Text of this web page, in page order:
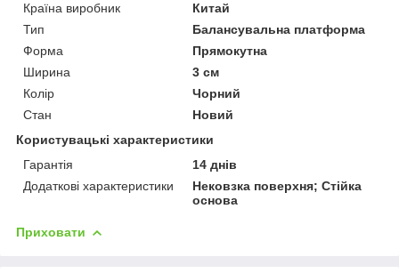
Країна виробник
Китай
Тип
Балансувальна платформа
Форма
Прямокутна
Ширина
3 см
Колір
Чорний
Стан
Новий
Користувацькі характеристики
Гарантія
14 днів
Додаткові характеристики
Нековзка поверхня; Стійка
основа
Приховати